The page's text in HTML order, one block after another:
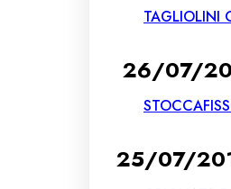
TAGLIOLINI
26/07/
25/07/